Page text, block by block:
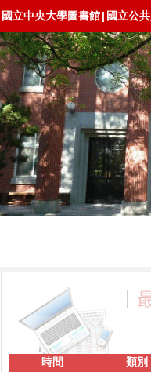
國立中央大學圖書館| 國立公
時間 類別